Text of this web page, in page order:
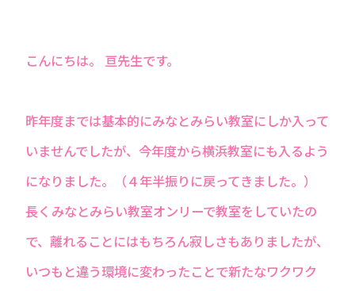
こんにちは。 亘先生です。
昨年度までは基本的にみなとみらい教室にしか入って
いませんでしたが、今年度から横浜教室にも入るよう
になりました。（４年半振りに戻ってきました。）
長くみなとみらい教室オンリーで教室をしていたの
で、離れることにはもちろん寂しさもありましたが、
いつもと違う環境に変わったことで新たなワクワク